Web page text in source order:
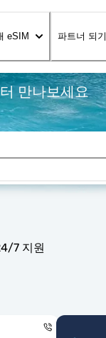
eSIM 파트너 되기
만나보세요
7 지원